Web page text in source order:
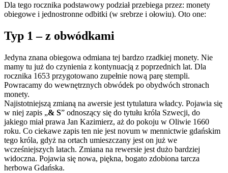
Dla tego rocznika podstawowy podział przebiega przez: monety
obiegowe i jednostronne odbitki (w srebrze i ołowiu). Oto one:
Typ 1 – z obwódkami
Jedyna znana obiegowa odmiana tej bardzo rzadkiej monety. Nie
mamy tu już do czynienia z kontynuacją z poprzednich lat. Dla
rocznika 1653 przygotowano zupełnie nową parę stempli.
Powracamy do wewnętrznych obwódek po obydwóch stronach
monety.
Najistotniejszą zmianą na awersie jest tytulatura władcy. Pojawia się
w niej zapis „& S” odnoszący się do tytułu króla Szwecji, do
jakiego miał prawa Jan Kazimierz, aż do pokoju w Oliwie 1660
roku. Co ciekawe zapis ten nie jest novum w mennictwie gdańskim
tego króla, gdyż na ortach umieszczany jest on już we
wcześniejszych latach. Zmiana na rewersie jest dużo bardziej
widoczna. Pojawia się nowa, piękna, bogato zdobiona tarcza
herbowa Gdańska.